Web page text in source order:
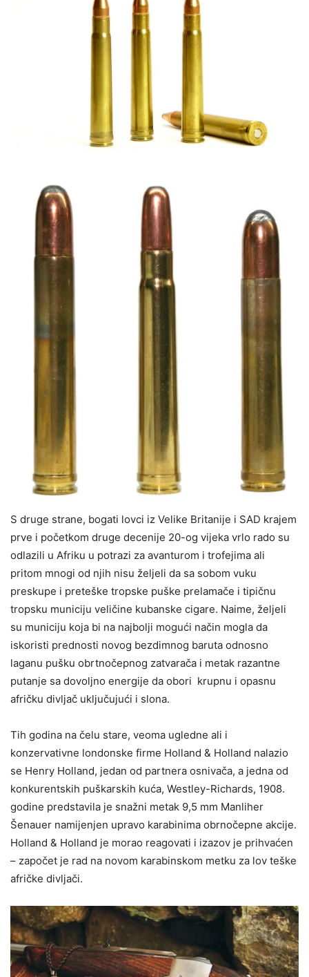
S druge strane, bogati lovci iz Velike Britanije i SAD krajem
prve i početkom druge decenije 20-og vijeka vrlo rado su
odlazili u Afriku u potrazi za avanturom i trofejima ali
pritom mnogi od njih nisu željeli da sa sobom vuku
preskupe i preteške tropske puške prelamače i tipičnu
tropsku municiju veličine kubanske cigare. Naime, željeli
su municiju koja bi na najbolji mogući način mogla da
iskoristi prednosti novog bezdimnog baruta odnosno
laganu pušku obrtnočepnog zatvarača i metak razantne
putanje sa dovoljno energije da obori krupnu i opasnu
afričku divljač uključujući i slona.
Tih godina na čelu stare, veoma ugledne ali i
konzervativne londonske firme Holland & Holland nalazio
se Henry Holland, jedan od partnera osnivača, a jedna od
konkurentskih puškarskih kuća, Westley-Richards, 1908.
godine predstavila je snažni metak 9,5 mm Manliher
Šenauer namijenjen upravo karabinima obrnočepne akcije.
Holland & Holland je morao reagovati i izazov je prihvaćen
– započet je rad na novom karabinskom metku za lov teške
afričke divljači.